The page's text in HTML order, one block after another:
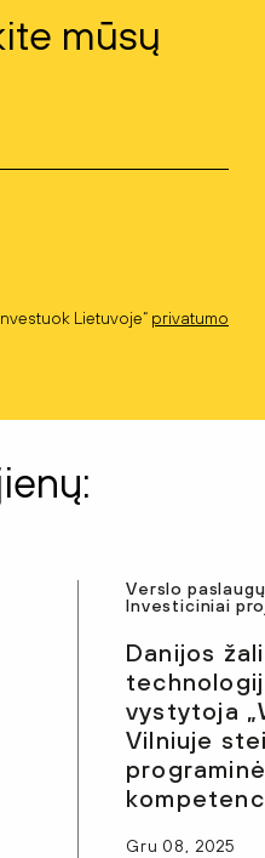
mūsų
Lietuvoje“ privatumo
Verslo
Investiciniai
Danijos
vystytoja
Vilniuje
Gru 08, 2025